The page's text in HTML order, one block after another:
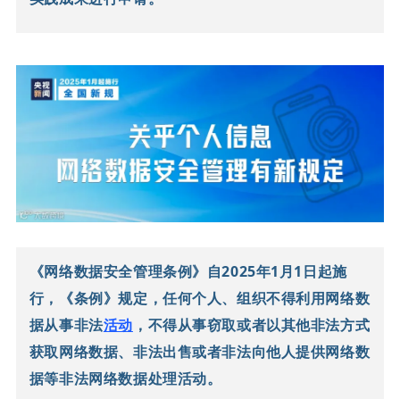
《网络数据安全管理条例》自2025年1月1日起施
行，《条例》规定，任何个人、组织不得利用网络数
据从事非法活动 ，不得从事窃取或者以其他非法方式
获取网络数据、非法出售或者非法向他人提供网络数
据等非法网络数据处理活动。